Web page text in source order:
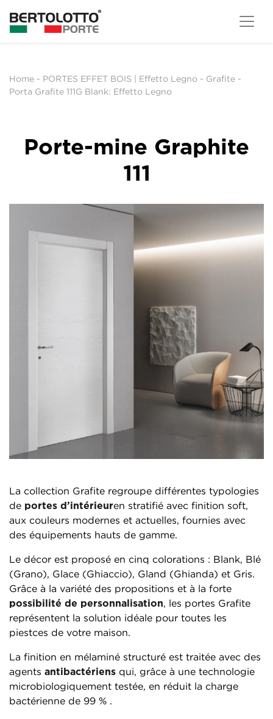
Home - PORTES EFFET BOIS | Effetto Legno - Grafite -
Porta Grafite 111G Blank: Effetto Legno
Porte-mine Graphite
111
La collection Grafite regroupe différentes typologies
de portes d’intérieuren stratifié avec finition soft,
aux couleurs modernes et actuelles, fournies avec
des équipements hauts de gamme.
Le décor est proposé en cinq colorations : Blank, Blé
(Grano), Glace (Ghiaccio), Gland (Ghianda) et Gris.
Grâce à la variété des propositions et à la forte
possibilité de personnalisation, les portes Grafite
représentent la solution idéale pour toutes les
piestces de votre maison.
La finition en mélaminé structuré est traitée avec des
agents antibactériens qui, grâce à une technologie
microbiologiquement testée, en réduit la charge
bactérienne de 99 % .